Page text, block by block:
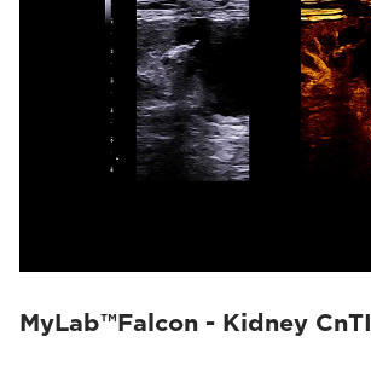
MyLab™Falcon - Kidney CnTI